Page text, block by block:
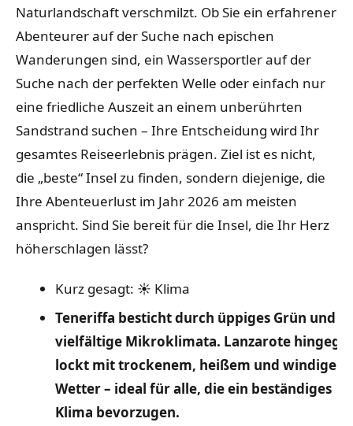
Naturlandschaft verschmilzt. Ob Sie ein erfahrener
Abenteurer auf der Suche nach epischen
Wanderungen sind, ein Wassersportler auf der
Suche nach der perfekten Welle oder einfach nur
eine friedliche Auszeit an einem unberührten
Sandstrand suchen – Ihre Entscheidung wird Ihr
gesamtes Reiseerlebnis prägen. Ziel ist es nicht,
die „beste“ Insel zu finden, sondern diejenige, die
Ihre Abenteuerlust im Jahr 2026 am meisten
anspricht. Sind Sie bereit für die Insel, die Ihr Herz
höherschlagen lässt?
Kurz gesagt: ☀️ Klima
Teneriffa besticht durch üppiges Grün und
vielfältige Mikroklimata. Lanzarote
lockt mit trockenem, heißem und windigem
Wetter – ideal für alle, die ein beständiges
Klima bevorzugen.